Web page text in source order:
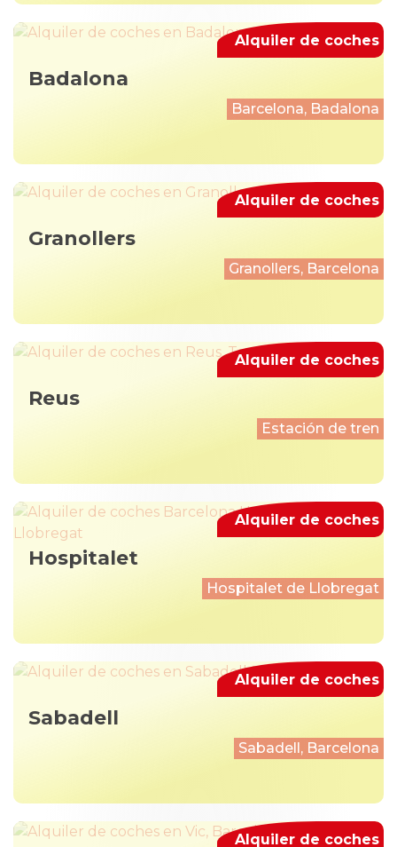
Badalona
Barcelona, Badalona
Alquiler de coches
Granollers
Granollers, Barcelona
Alquiler de coches
Reus
Estación de tren
Alquiler de coches
Hospitalet
Hospitalet de Llobregat
Alquiler de coches
Sabadell
Sabadell, Barcelona
Alquiler de coches
Alquiler de coches